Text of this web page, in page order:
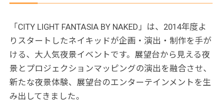
「CITY LIGHT FANTASIA BY NAKED」は、2014年度よ
りスタートしたネイキッドが企画・演出・制作を手が
ける、大人気夜景イベントです。展望台から見える夜
景とプロジェクションマッピングの演出を融合させ、
新たな夜景体験、展望台のエンターテインメントを生
み出してきました。